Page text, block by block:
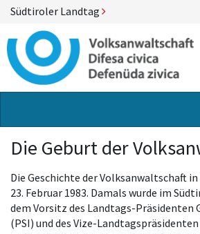
Südtiroler Landtag
Die Geburt der
Die Geschichte der Volksanwaltschaft
23. Februar 1983. Damals wurde im
dem Vorsitz des Landtags-Präsidenten
(PSI) und des Vize-